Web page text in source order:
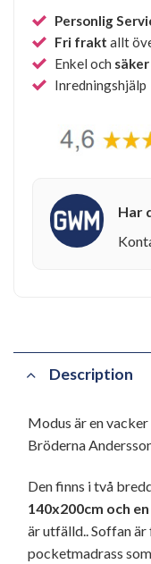
Personlig
Fri frakt allt
Enkel och
Inredningshjälp
Har
Description
Modus är en
Bröderna
Den finns i två
140x200cm och
är utfälld.. Soffan
pocketmadrass